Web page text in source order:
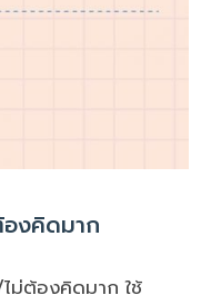
งคิดมาก
ม่ต้องคิดมาก ใช้